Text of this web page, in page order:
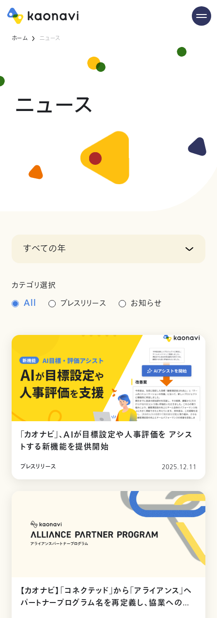
ホーム ニュース
ニュース
すべての年
カテゴリ選択
All プレスリリース お知らせ
「カオナビ」、AIが目標設定や人事評価を アシス
トする新機能を提供開始
プレスリリース 2025.12.11
【カオナビ】「コネクテッド」から「アライアンス」へ
パートナープログラム名を再定義し、協業への理